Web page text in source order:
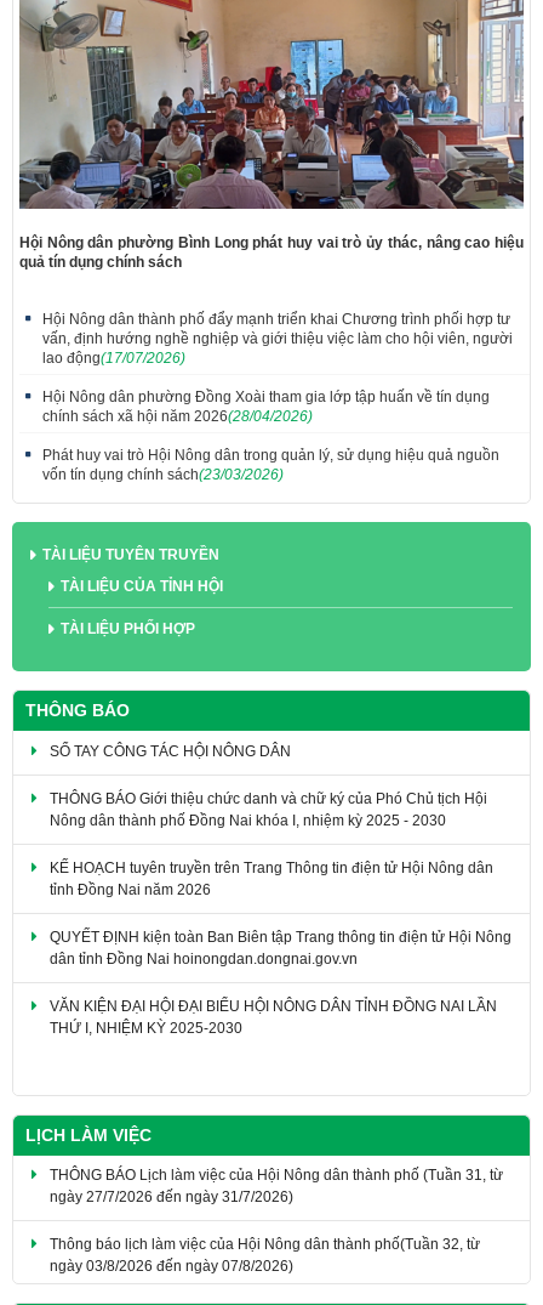
Hội Nông dân phường Bình Long phát huy vai trò ủy thác, nâng cao hiệu
quả tín dụng chính sách
Hội Nông dân thành phố đẩy mạnh triển khai Chương trình phối hợp tư
vấn, định hướng nghề nghiệp và giới thiệu việc làm cho hội viên, người
lao động(17/07/2026)
Hội Nông dân phường Đồng Xoài tham gia lớp tập huấn về tín dụng
chính sách xã hội năm 2026(28/04/2026)
Phát huy vai trò Hội Nông dân trong quản lý, sử dụng hiệu quả nguồn
vốn tín dụng chính sách(23/03/2026)
TÀI LIỆU TUYÊN TRUYỀN
TÀI LIỆU CỦA TỈNH HỘI
TÀI LIỆU PHỐI HỢP
THÔNG BÁO
SỔ TAY CÔNG TÁC HỘI NÔNG DÂN
THÔNG BÁO Giới thiệu chức danh và chữ ký của Phó Chủ tịch Hội
Nông dân thành phố Đồng Nai khóa I, nhiệm kỳ 2025 - 2030
KẾ HOẠCH tuyên truyền trên Trang Thông tin điện tử Hội Nông dân
tỉnh Đồng Nai năm 2026
QUYẾT ĐỊNH kiện toàn Ban Biên tập Trang thông tin điện tử Hội Nông
dân tỉnh Đồng Nai hoinongdan.dongnai.gov.vn
VĂN KIỆN ĐẠI HỘI ĐẠI BIỂU HỘI NÔNG DÂN TỈNH ĐỒNG NAI LẦN
THỨ I, NHIỆM KỲ 2025-2030
LỊCH LÀM VIỆC
THÔNG BÁO Lịch làm việc của Hội Nông dân thành phố (Tuần 31, từ
ngày 27/7/2026 đến ngày 31/7/2026)
Thông báo lịch làm việc của Hội Nông dân thành phố(Tuần 32, từ
ngày 03/8/2026 đến ngày 07/8/2026)